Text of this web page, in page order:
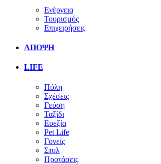
Ενέργεια
Τουρισμός
Επιχειρήσεις
ΑΠΟΨΗ
LIFE
Πόλη
Σχέσεις
Γεύση
Ταξίδι
Ευεξία
Pet Life
Γονείς
Στυλ
Προτάσεις